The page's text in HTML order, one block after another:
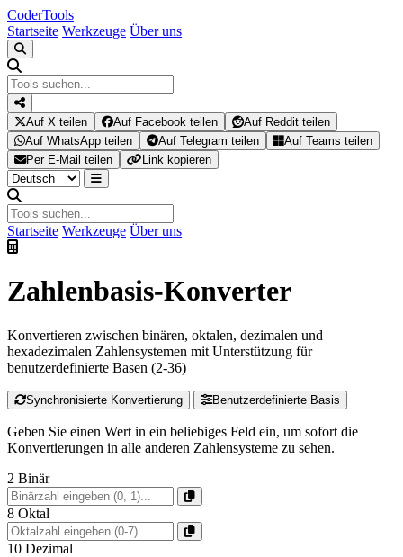
CoderTools
Startseite Werkzeuge Über uns
Auf X teilen Auf Facebook teilen
Auf Reddit teilen
Auf WhatsApp teilen
Auf Telegram teilen
Auf Teams teilen
Per E-Mail teilen
Link kopieren
Startseite Werkzeuge Über uns
Zahlenbasis-Konverter
Konvertieren zwischen binären, oktalen, dezimalen und
hexadezimalen Zahlensystemen mit Unterstützung für
benutzerdefinierte Basen (2-36)
Synchronisierte Konvertierung Benutzerdefinierte Basis
Geben Sie einen Wert in ein beliebiges Feld ein, um sofort die
Konvertierungen in alle anderen Zahlensysteme zu sehen.
2 Binär
8 Oktal
10 Dezimal